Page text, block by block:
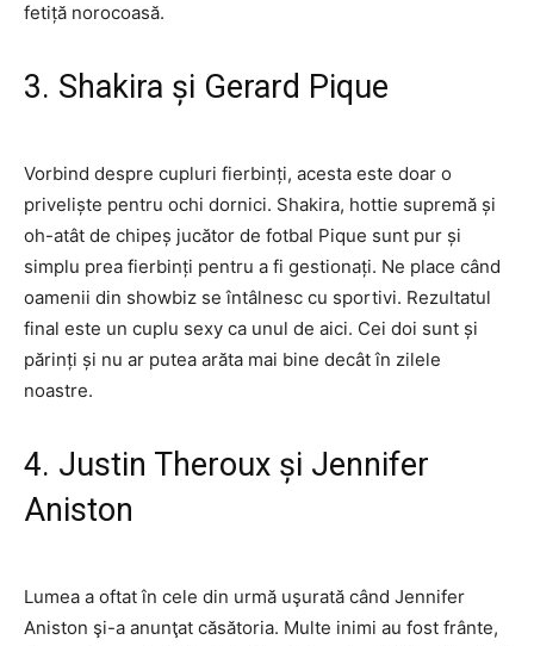
fetiță norocoasă.
3. Shakira și Gerard Pique
Vorbind despre cupluri fierbinți, acesta este doar o
priveliște pentru ochi dornici. Shakira, hottie supremă și
oh-atât de chipeș jucător de fotbal Pique sunt pur și
simplu prea fierbinți pentru a fi gestionați. Ne place când
oamenii din showbiz se întâlnesc cu sportivi. Rezultatul
final este un cuplu sexy ca unul de aici. Cei doi sunt și
părinți și nu ar putea arăta mai bine decât în ​​​​zilele
noastre.
4. Justin Theroux și Jennifer
Aniston
Lumea a oftat în cele din urmă uşurată când Jennifer
Aniston şi-a anunţat căsătoria. Multe inimi au fost frânte,